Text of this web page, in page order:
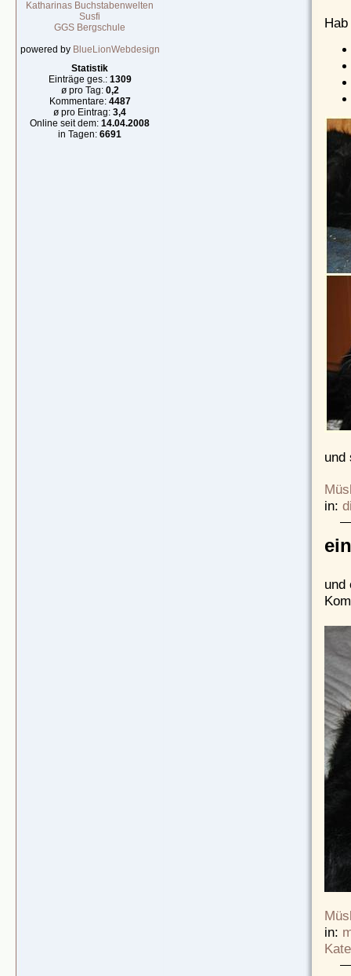
Katharinas Buchstabenwelten
Susfi
GGS Bergschule
powered by BlueLionWebdesign
Statistik
Einträge ges.: 1309
ø pro Tag: 0,2
Kommentare: 4487
ø pro Eintrag:3,4
Online seit dem:14.04.2008
in Tagen:6691
und
in:
und
in: